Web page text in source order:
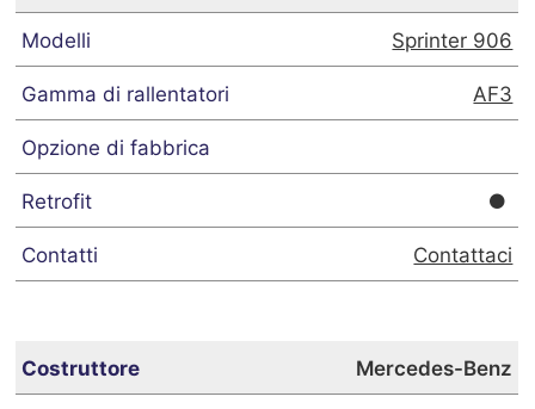
Sprinter 906
AF3
Contattaci
Mercedes-Benz